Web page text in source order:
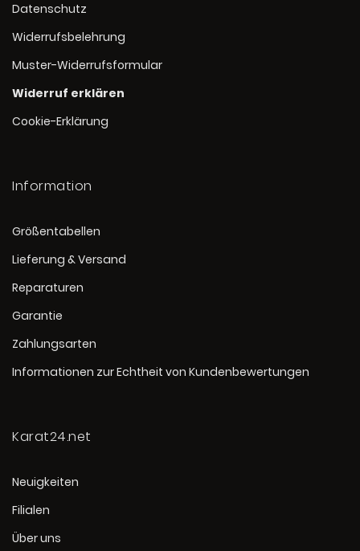
Datenschutz
Widerrufsbelehrung
Muster-Widerrufsformular
Widerruf erklären
Cookie-Erklärung
Information
Größentabellen
Lieferung & Versand
Reparaturen
Garantie
Zahlungsarten
Informationen zur Echtheit von Kundenbewertungen
Karat24.net
Neuigkeiten
Filialen
Über uns